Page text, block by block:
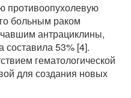
противоопухолевую
больным раком
антрациклины,
составила 53% [4].
гематологической
для создания новых